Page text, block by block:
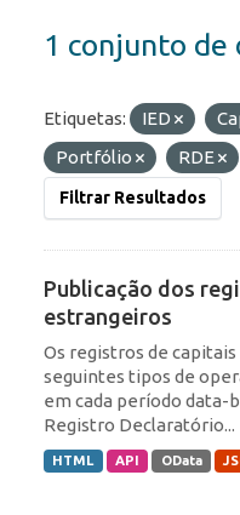
1 conjunto de
Etiquetas: IED
Portfólio
RDE
Filtrar Resultados
Publicação dos
estrangeiros
Os registros de
seguintes tipos de
em cada período data-
Registro Declaratório...
HTML API OData